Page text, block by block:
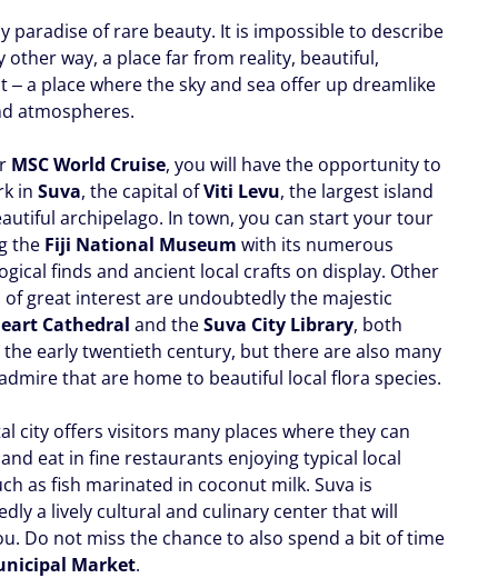
paradise of rare beauty. It is impossible to describe
other way, a place far from reality, beautiful,
‒ a place where the sky and sea offer up dreamlike
atmospheres.
MSC World Cruise, you will have the opportunity to
inSuva, the capital ofViti Levu, the largest island
archipelago. In town, you can start your tour
the Fiji National Museum with its numerous
finds and ancient local crafts on display. Other
of great interest are undoubtedly the majestic
Cathedral and theSuva City Library, both
early twentieth century, but there are also many
that are home to beautiful local flora species.
city offers visitors many places where they can
eat in fine restaurants enjoying typical local
as fish marinated in coconut milk. Suva is
a lively cultural and culinary center that will
Do not miss the chance to also spend a bit of time
Market.